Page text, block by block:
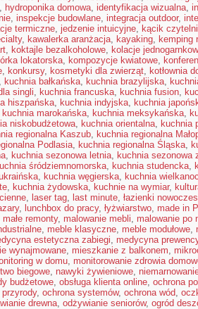
, hydroponika domowa, identyfikacja wizualna,
, inspekcje budowlane, integracja outdoor,
termiczne, jedzenie intuicyjne, kącik
, kawalerka aranżacja, kayaking, kemping
, koktajle bezalkoholowe, kolacje
lokatorska, kompozycje kwiatowe,
, konkursy, kosmetyki dla zwierząt, kotłownia
kuchnia bałkańska, kuchnia brazylijska,
singli, kuchnia francuska, kuchnia fusion,
hiszpańska, kuchnia indyjska, kuchnia
kuchnia marokańska, kuchnia meksykańska,
niskobudżetowa, kuchnia orientalna, kuchnia
regionalna Kaszub, kuchnia regionalna
Podlasia, kuchnia regionalna Śląska,
, kuchnia sezonowa letnia, kuchnia sezonowa
śródziemnomorska, kuchnia studencka,
, kuchnia węgierska, kuchnia
, kuchnia żydowska, kuchnie na wymiar,
, laser tag, last minute, łazienki
, lunchbox do pracy, łyżwiarstwo, made in
małe remonty, malowanie mebli, malowanie po
, meble klasyczne, meble modułowe,
estetyczna zabiegi, medycyna
wynajmowane, mieszkanie z balkonem,
w domu, monitorowanie zdrowia
biegowe, nawyki żywieniowe,
budżetowe, obsługa klienta online, ochrona
, ochrona systemów, ochrona wód,
drewna, odżywianie seniorów, ogród